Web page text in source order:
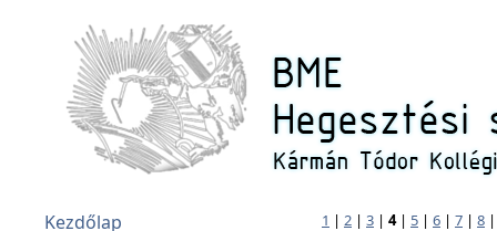
Kezdőlap
1 | 2 | 3 | 4| 5 | 6 | 7 | 8